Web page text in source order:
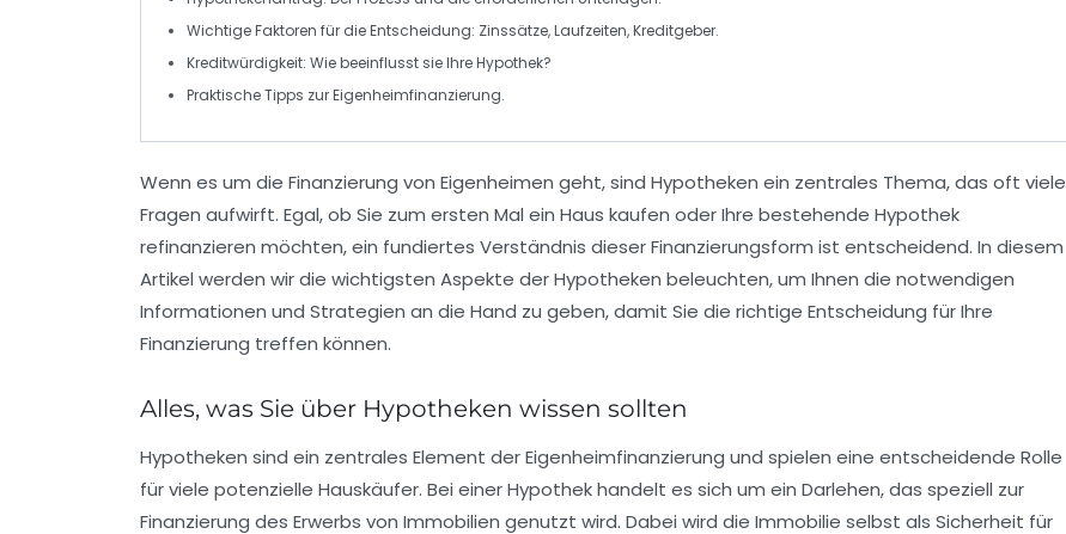
WichtigeFaktoren für die Entscheidung: Zinssätze, Laufzeiten, Kreditgeber.
Kreditwürdigkeit: Wie beeinflusst sie Ihre Hypothek?
PraktischeTipps zur Eigenheimfinanzierung.
Wenn es um die Finanzierung von Eigenheimen geht, sind Hypotheken ein zentrales Thema, das oft viele
Fragen aufwirft. Egal, ob Sie zum ersten Mal ein Haus kaufen oder Ihre bestehende Hypothek
refinanzieren möchten, ein fundiertes Verständnis dieser Finanzierungsform ist entscheidend. In diesem
Artikel werden wir die wichtigsten Aspekte derHypotheken beleuchten, um Ihnen die notwendigen
Informationen und Strategien an die Hand zu geben, damit Sie die richtige Entscheidung für Ihre
Finanzierung treffen können.
Alles, was Sie über Hypotheken wissen sollten
Hypotheken sind ein zentrales Element derEigenheimfinanzierung und spielen eine entscheidende Rolle
für viele potenzielle Hauskäufer. Bei einer Hypothek handelt es sich um ein Darlehen, das speziell zur
Finanzierung des Erwerbs von Immobilien genutzt wird. Dabei wird die Immobilie selbst als Sicherheit für